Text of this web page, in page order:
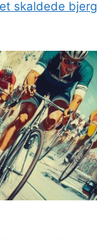
skaldede bjerg